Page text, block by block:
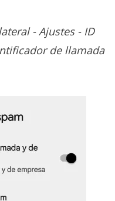
- Ajustes - ID
de llamada